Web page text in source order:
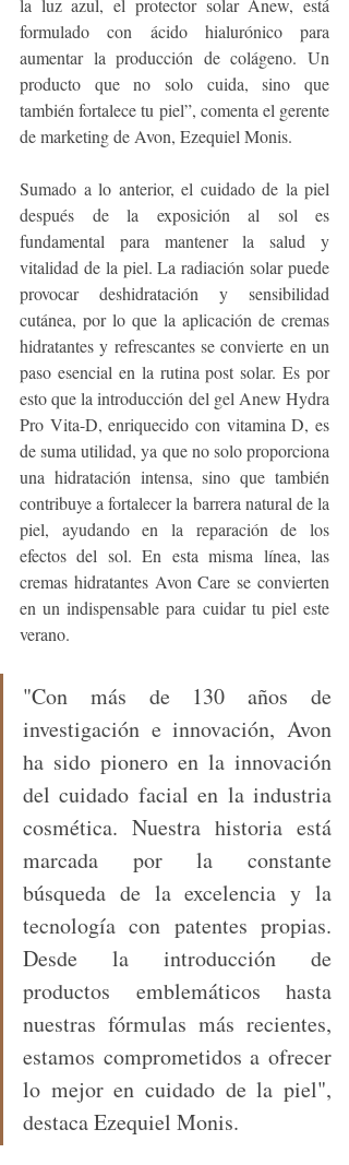
la luz azul, el protector solar Anew, está
formulado con ácido hialurónico para
aumentar la producción de colágeno. Un
producto que no solo cuida, sino que
también fortalece tu piel”, comenta el gerente
de marketing de Avon, Ezequiel Monis.
Sumado a lo anterior, el cuidado de la piel
después de la exposición al sol es
fundamental para mantener la salud y
vitalidad de la piel. La radiación solar puede
provocar deshidratación y sensibilidad
cutánea, por lo que la aplicación de cremas
hidratantes y refrescantes se convierte en un
paso esencial en la rutina post solar. Es por
esto que la introducción del gel Anew Hydra
Pro Vita-D, enriquecido con vitamina D, es
de suma utilidad, ya que no solo proporciona
una hidratación intensa, sino que también
contribuye a fortalecer la barrera natural de la
piel, ayudando en la reparación de los
efectos del sol. En esta misma línea, las
cremas hidratantes Avon Care se convierten
en un indispensable para cuidar tu piel este
verano.
"Con más de 130 años de
investigación e innovación, Avon
ha sido pionero en la innovación
del cuidado facial en la industria
cosmética. Nuestra historia está
marcada por la constante
búsqueda de la excelencia y la
tecnología con patentes propias.
Desde la introducción de
productos emblemáticos hasta
nuestras fórmulas más recientes,
estamos comprometidos a ofrecer
lo mejor en cuidado de la piel",
destaca Ezequiel Monis.